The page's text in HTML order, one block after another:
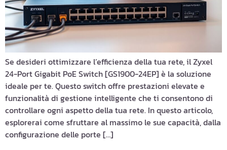
Se desideri ottimizzare l’efficienza della tua rete, il Zyxel
24-Port Gigabit PoE Switch [GS1900-24EP] è la soluzione
ideale per te. Questo switch offre prestazioni elevate e
funzionalità di gestione intelligente che ti consentono di
controllare ogni aspetto della tua rete. In questo articolo,
esplorerai come sfruttare al massimo le sue capacità, dalla
configurazione delle porte […]